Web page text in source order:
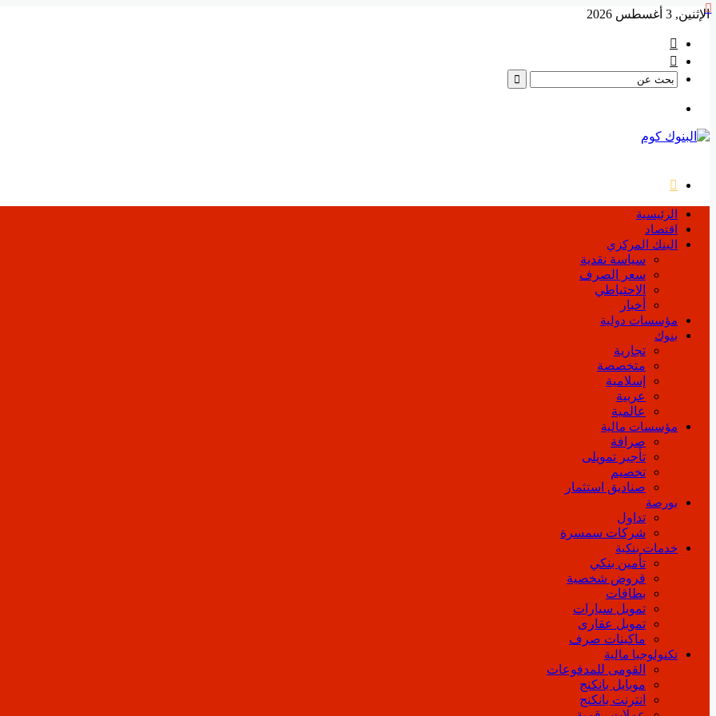
الإثنين, 3 أغسطس 2026
بحث
الرئيسية
اقتصاد
البنك المركزي
سياسة نقدية
سعر الصرف
الاحتياطي
أخبار
مؤسسات دولية
بنوك
تجارية
متخصصة
إسلامية
عربية
عالمية
مؤسسات مالية
صرافة
تأجير تمويلى
تخصيم
صناديق استثمار
بورصة
تداول
شركات سمسرة
خدمات بنكية
تأمين بنكي
قروض شخصية
بطاقات
تمويل سيارات
تمويل عقارى
ماكينات صرف
تكنولوجيا مالية
القومى للمدفوعات
موبايل بانكنج
انترنت بانكنج
إغلاق